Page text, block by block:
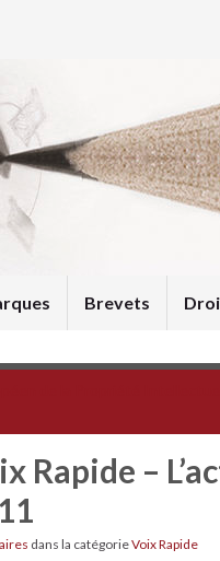
Brevets
Rapide –
dans la catégorieVoix Rapide